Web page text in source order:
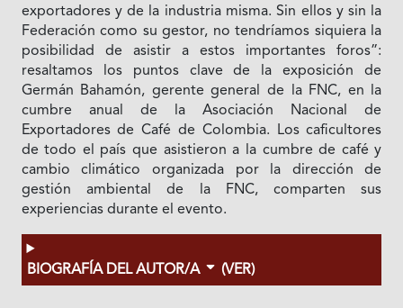
exportadores y de la industria misma. Sin ellos y sin la
Federación como su gestor, no tendríamos siquiera la
posibilidad de asistir a estos importantes foros”:
resaltamos los puntos clave de la exposición de
Germán Bahamón, gerente general de la FNC, en la
cumbre anual de la Asociación Nacional de
Exportadores de Café de Colombia. Los caficultores
de todo el país que asistieron a la cumbre de café y
cambio climático organizada por la dirección de
gestión ambiental de la FNC, comparten sus
experiencias durante el evento.
BIOGRAFÍA DEL AUTOR/A (VER)